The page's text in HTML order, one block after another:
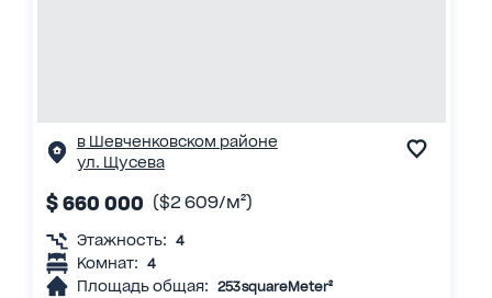
в Шевченковском районе
ул. Щусева
$ 660 000 ($2 609/м²)
Этажность: 4
Комнат: 4
Площадь общая: 253 squareMeter²